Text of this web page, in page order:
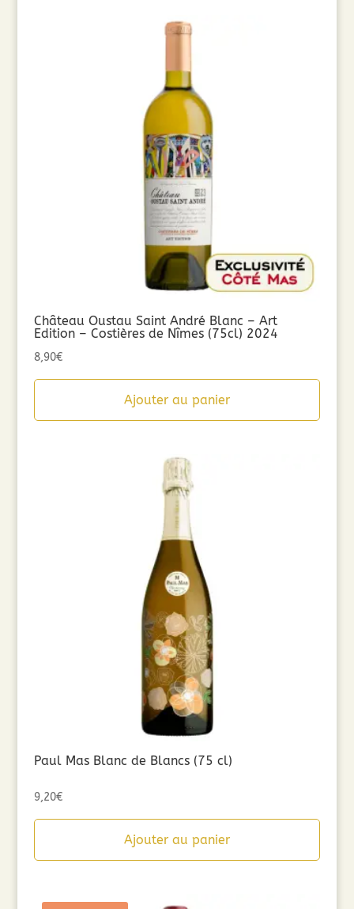
Château Oustau Saint André Blanc – Art
Edition – Costières de Nîmes (75cl) 2024
8,90€
Ajouter au panier
Paul Mas Blanc de Blancs (75 cl)
9,20€
Ajouter au panier